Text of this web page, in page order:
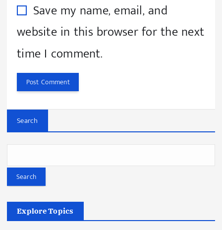
Save my name, email, and
website in this browser for the next
time I comment.
Search
Search
Explore Topics